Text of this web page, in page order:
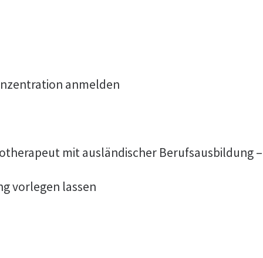
anmelden
mit ausländischer Berufsausbildung –
vorlegen lassen